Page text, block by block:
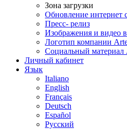
Зона загрузки
Обновление интернет
Пресс- релиз
Изображения и видео
Логотип компании
Социальный материал
Личный кабинет
Язык
Italiano
English
Français
Deutsch
Español
Pусский